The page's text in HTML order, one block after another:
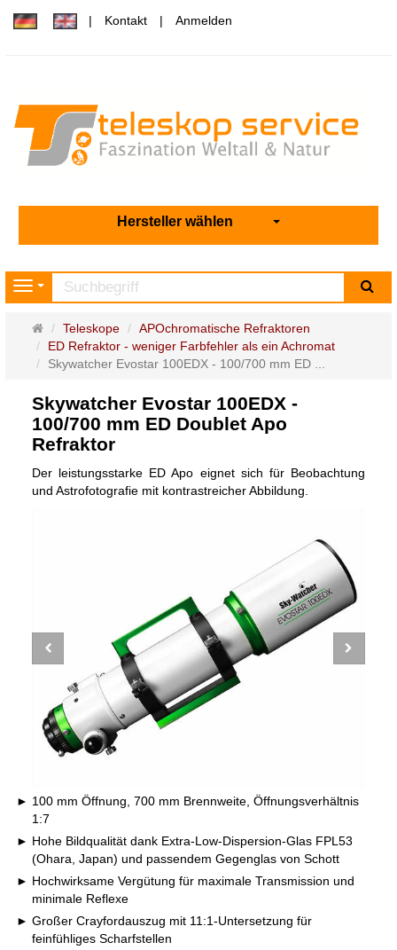
Kontakt Anmelden
Hersteller wählen
Navigation
Startseite
Teleskope
APOchromatische Refraktoren
ED Refraktor - weniger Farbfehler als ein Achromat
Skywatcher Evostar 100EDX - 100/700 mm ED ...
Skywatcher Evostar 100EDX -
100/700 mm ED Doublet Apo
Refraktor
Der leistungsstarke ED Apo eignet sich für Beobachtung
und Astrofotografie mit kontrastreicher Abbildung.
100 mm Öffnung, 700 mm Brennweite, Öffnungsverhältnis
1:7
Hohe Bildqualität dank Extra-Low-Dispersion-Glas FPL53
(Ohara, Japan) und passendem Gegenglas von Schott
Hochwirksame Vergütung für maximale Transmission und
minimale Reflexe
Großer Crayfordauszug mit 11:1-Untersetzung für
feinfühliges Scharfstellen